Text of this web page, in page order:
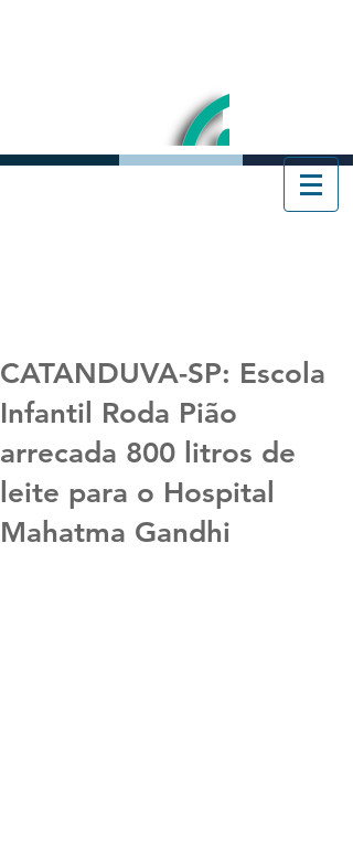
CATANDUVA-SP: Escola
Infantil Roda Pião
arrecada 800 litros de
leite para o Hospital
Mahatma Gandhi